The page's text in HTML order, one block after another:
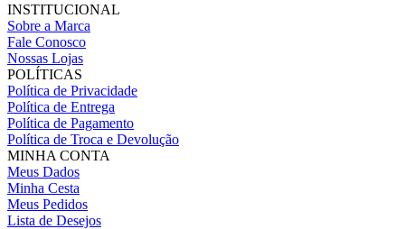
INSTITUCIONAL
Sobre a Marca
Fale Conosco
Nossas Lojas
POLÍTICAS
Política de Privacidade
Política de Entrega
Política de Pagamento
Política de Troca e Devolução
MINHA CONTA
Meus Dados
Minha Cesta
Meus Pedidos
Lista de Desejos